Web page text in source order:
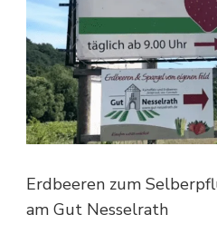
Erdbeeren zum
am Gut Nesselrath